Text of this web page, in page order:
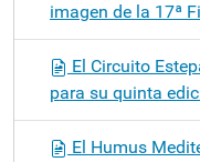
imagen de la 17ª
El Circuito
para su quinta
El Humus